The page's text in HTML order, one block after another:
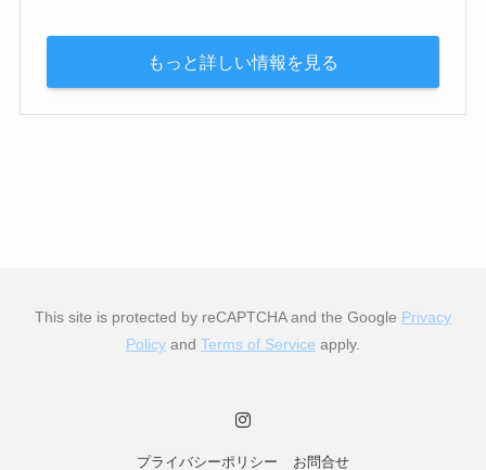
もっと詳しい情報を見る
This site is protected by reCAPTCHA and the Google Privacy
Policy and Terms of Service apply.
プライバシーポリシー お問合せ